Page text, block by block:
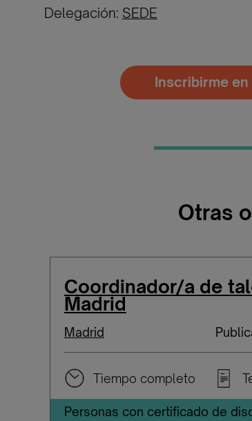
Delegación: SEDE
Inscribirme
Otras
Coordinador/a de
Madrid
Madrid
Tiempo completo
Personas con certificado de